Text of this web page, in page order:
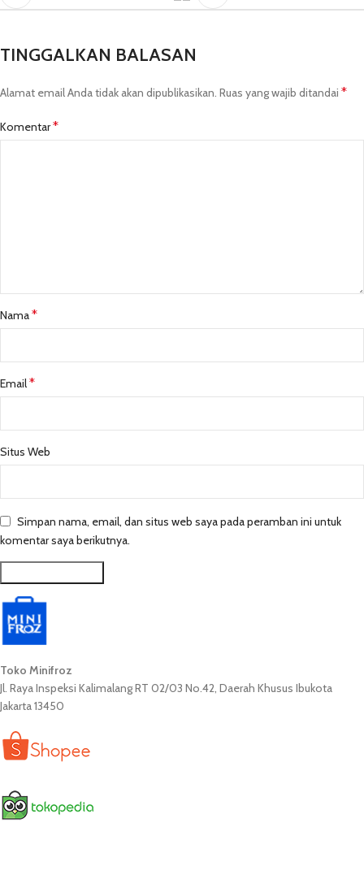
TINGGALKAN BALASAN
Alamat email Anda tidak akan dipublikasikan. Ruas yang wajib ditandai *
Komentar*
Nama*
Email*
Situs Web
Simpan nama, email, dan situs web saya pada peramban ini untuk
komentar saya berikutnya.
Toko Minifroz
Jl. Raya Inspeksi Kalimalang RT 02/03 No.42, Daerah Khusus Ibukota
Jakarta 13450